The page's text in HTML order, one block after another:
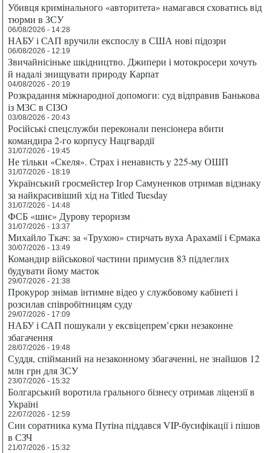
Убивця кримінального «авторитета» намагався сховатись від
тюрми в ЗСУ
06/08/2026 - 14:28
НАБУ і САП вручили експослу в США нові підозри
06/08/2026 - 12:19
Звичайнісіньке шкідництво. Джипери і мотокросери хочуть
й надалі знищувати природу Карпат
04/08/2026 - 20:19
Розкрадання міжнародної допомоги: суд відправив Банькова
із МЗС в СІЗО
03/08/2026 - 20:43
Російські спецслужби переконали пенсіонера вбити
командира 2-го корпусу Нацгвардії
31/07/2026 - 19:45
Не тільки «Скеля». Страх і ненависть у 225-му ОШП
31/07/2026 - 18:19
Український гросмейстер Ігор Самуненков отримав відзнаку
за найкрасивіший хід на Titled Tuesday
31/07/2026 - 14:48
ФСБ «шиє» Дурову тероризм
31/07/2026 - 13:37
Михайло Ткач: за «Трухою» стирчать вуха Арахамії і Єрмака
30/07/2026 - 13:49
Командир військової частини примусив 83 підлеглих
будувати йому маєток
29/07/2026 - 21:38
Прокурор знімав інтимне відео у службовому кабінеті і
розсилав співробітницям суду
29/07/2026 - 17:09
НАБУ і САП пошукали у ексвіцепрем’єрки незаконне
збагачення
28/07/2026 - 19:48
Суддя, спійманий на незаконному збагаченні, не знайшов 12
млн грн для ЗСУ
23/07/2026 - 15:32
Болгарський воротила грального бізнесу отримав ліцензії в
Україні
22/07/2026 - 12:59
Син соратника кума Путіна піддався VIP-бусифікації і пішов
в СЗЧ
21/07/2026 - 15:32